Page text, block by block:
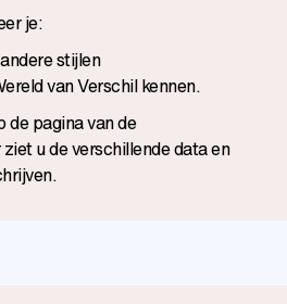
je:
stijlen
van Verschil kennen.
de pagina van de
u de verschillende data en